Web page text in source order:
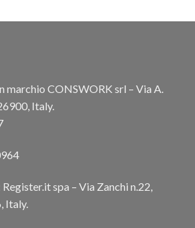
marchio CONSWORK srl – Via A.
Italy.
spa – Via Zanchi n.22,
Italy.